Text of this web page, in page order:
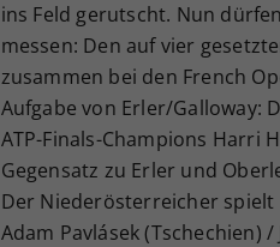
ins Feld gerutscht. Nun
messen: Den auf vier
zusammen bei den French
Aufgabe von Erler/Galloway:
ATP-Finals-Champions Harri
Gegensatz zu Erler und
Der Niederösterreicher spielt
Adam Pavlásek (Tschechien)